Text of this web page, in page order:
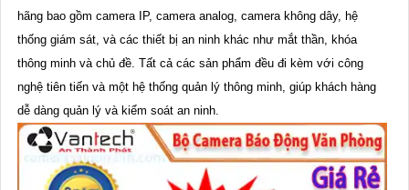
hãng bao gồm camera IP, camera analog, camera không dây, hệ
thống giám sát, và các thiết bị an ninh khác như mắt thần, khóa
thông minh và chủ đề. Tất cả các sản phẩm đều đi kèm với công
nghệ tiên tiến và một hệ thống quản lý thông minh, giúp khách hàng
dễ dàng quản lý và kiểm soát an ninh.